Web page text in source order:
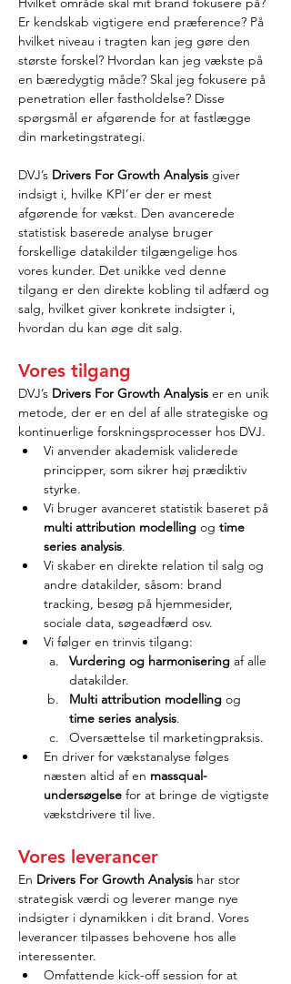
Er kendskab vigtigere end præference? På
hvilket niveau i tragten kan jeg gøre den
største forskel? Hvordan kan jeg vækste på
en bæredygtig måde? Skal jeg fokusere på
penetration eller fastholdelse? Disse
spørgsmål er afgørende for at fastlægge
din marketingstrategi.
DVJ’s Drivers For Growth Analysis giver
indsigt i, hvilke KPI’er der er mest
afgørende for vækst. Den avancerede
statistisk baserede analyse bruger
forskellige datakilder tilgængelige hos
vores kunder. Det unikke ved denne
tilgang er den direkte kobling til adfærd og
salg, hvilket giver konkrete indsigter i,
hvordan du kan øge dit salg.
Vores tilgang
DVJ’s Drivers For Growth Analysis er en unik
metode, der er en del af alle strategiske og
kontinuerlige forskningsprocesser hos DVJ.
Vi anvender akademisk validerede
principper, som sikrer høj prædiktiv
styrke.
Vi bruger avanceret statistik baseret på
multi attribution modelling og time
series analysis.
Vi skaber en direkte relation til salg og
andre datakilder, såsom: brand
tracking, besøg på hjemmesider,
sociale data, søgeadfærd osv.
Vi følger en trinvis tilgang:
Vurdering og harmonisering af alle
datakilder.
Multi attribution modelling og
time series analysis.
Oversættelse til marketingpraksis.
En driver for vækstanalyse følges
næsten altid af en massqual-
undersøgelse for at bringe de vigtigste
vækstdrivere til live.
Vores leverancer
En Drivers For Growth Analysis har stor
strategisk værdi og leverer mange nye
indsigter i dynamikken i dit brand. Vores
leverancer tilpasses behovene hos alle
interessenter.
Omfattende kick-off session for at